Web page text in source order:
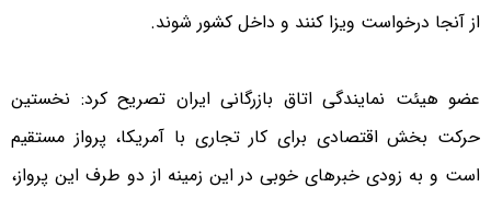
از آنجا درخواست ویزا کنند و داخل کشور شوند.
عضو هیئت نمایندگی اتاق بازرگانی ایران تصریح کرد: نخستین
حرکت بخش اقتصادی برای کار تجاری با آمریکا، پرواز مستقیم
است و به زودی خبرهای خوبی در این زمینه از دو طرف این پرواز،